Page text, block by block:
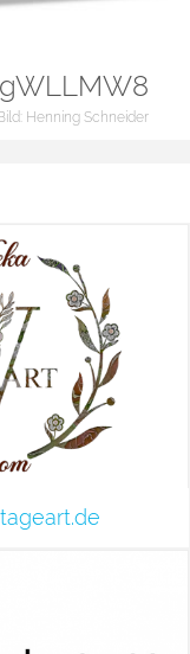
Henning Schneider